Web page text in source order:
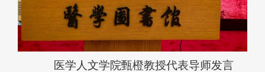
医学人文学院甄橙教授代表导师发言